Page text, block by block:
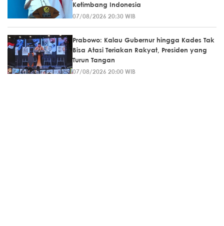
Ketimbang Indonesia
07/08/2026 20:30 WIB
Prabowo: Kalau Gubernur hingga Kades Tak
Bisa Atasi Teriakan Rakyat, Presiden yang
Turun Tangan
07/08/2026 20:00 WIB